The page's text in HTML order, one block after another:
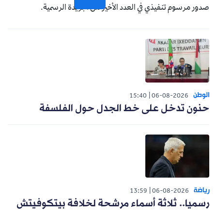
صدور مرسوم تنفيذي في العدد الأخير من الجريدة الرسمية.
الوطن 06-08-2026
15:40
حنون تدخل على خط الجدل حول الفلسفة
رياضة 06-08-2026
13:59
رسميا.. ثلاثة أسماء مرشحة لخلافة بيتكوفيتش